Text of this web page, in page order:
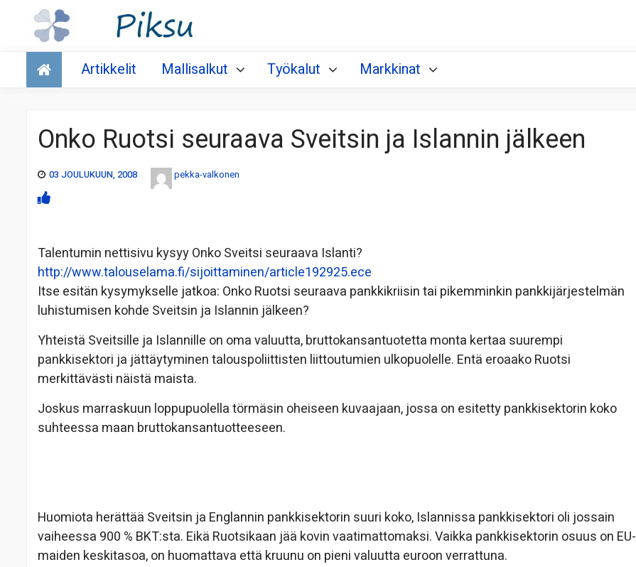
Talous
Artikkelit Mallisalkut Työkalut Markkinat
Onko Ruotsi seuraava Sveitsin ja Islannin jälkeen
03 JOULUKUUN, 2008 pekka-valkonen
Talentumin nettisivu kysyy Onko Sveitsi seuraava Islanti?
http://www.talouselama.fi/sijoittaminen/article192925.ece
Itse esitän kysymykselle jatkoa: Onko Ruotsi seuraava pankkikriisin tai pikemminkin pankkijärjestelmän
luhistumisen kohde Sveitsin ja Islannin jälkeen?
Yhteistä Sveitsille ja Islannille on oma valuutta, bruttokansantuotetta monta kertaa suurempi
pankkisektori ja jättäytyminen talouspoliittisten liittoutumien ulkopuolelle. Entä eroaako Ruotsi
merkittävästi näistä maista.
Joskus marraskuun loppupuolella törmäsin oheiseen kuvaajaan, jossa on esitetty pankkisektorin koko
suhteessa maan bruttokansantuotteeseen.
Huomiota herättää Sveitsin ja Englannin pankkisektorin suuri koko, Islannissa pankkisektori oli jossain
vaiheessa 900 % BKT:sta. Eikä Ruotsikaan jää kovin vaatimattomaksi. Vaikka pankkisektorin osuus on EU-
maiden keskitasoa, on huomattava että kruunu on pieni valuutta euroon verrattuna.